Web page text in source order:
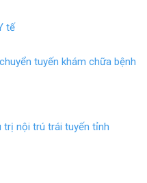
tế
tuyến khám chữa bệnh
trị nội trú trái tuyến tỉnh